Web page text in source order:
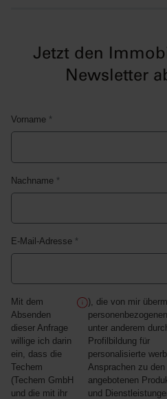
Jetzt den
Newsletter
*
Vorname
*
Nachname
*
E-Mail-Adresse
Mit dem
Absenden
dieser Anfrage
willige ich darin
ein, dass die
Techem
(Techem GmbH
und die mit ihr
), die von mir
unter anderem
Profilbildung für
personalisierte
Ansprachen zu
angebotenen
und